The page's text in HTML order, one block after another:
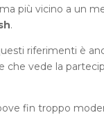
più vicino a un
.
riferimenti è
che vede la
fin troppo